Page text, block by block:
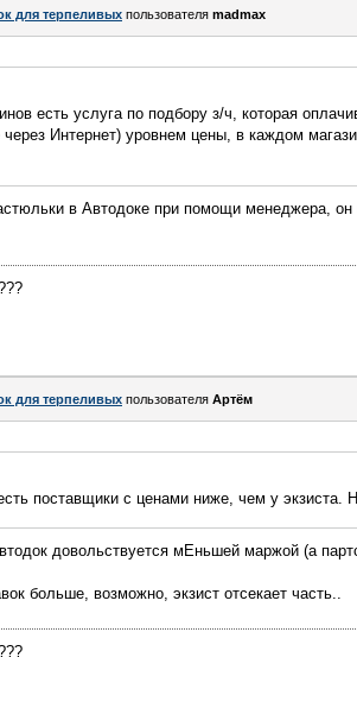
для терпеливых пользователя madmax
есть услуга по подбору з/ч, которая
Интернет) уровнем цены, в каждом
в Автодоке при помощи менеджера,
для терпеливых пользователя Артём
поставщики с ценами ниже, чем у экзиста.
довольствуется мЕньшей маржой (а
больше, возможно, экзист отсекает часть..